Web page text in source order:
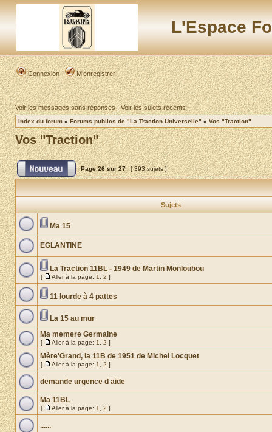
L'Espace
Connexion M’enregistrer
Voir les messages sans réponses|Voir les sujets récents
Index du forum » Forums publics de "La Traction Universelle" » Vos "Traction"
Vos "Traction"
Page26sur27 [ 393 sujets ]
Sujets
Ma 15
EGLANTINE
La Traction 11BL - 1949 de Martin Monloubou
[ Aller à la page: 1 2 ]
11 lourde à 4 pattes
La 15 au mur
Ma memere Germaine
[ Aller à la page: 1 2 ]
Mère'Grand, la 11B de 1951 de Michel Locquet
[ Aller à la page: 1 2 ]
demande urgence d aide
Ma 11BL
[ Aller à la page: 1 2 ]
......